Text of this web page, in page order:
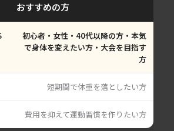
おすすめの方
初心者・女性・40代以降の方・本気
で身体を変えたい方・大会を目指す
方
短期間で体重を落としたい方
費用を抑えて運動習慣を作りたい方